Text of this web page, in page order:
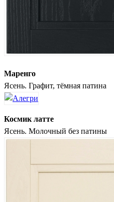
Маренго
Ясень. Графит, тёмная патина
Космик латте
Ясень. Молочный без патины